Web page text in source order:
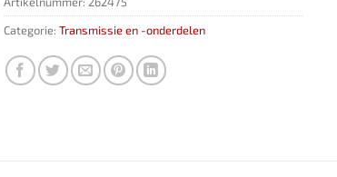
Categorie: Transmissie en -onderdelen